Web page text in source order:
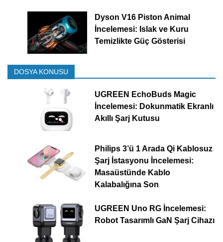
Dyson V16 Piston Animal
İncelemesi: Islak ve Kuru
Temizlikte Güç Gösterisi
DOSYA KONUSU
UGREEN EchoBuds Magic
İncelemesi: Dokunmatik Ekranlı
Akıllı Şarj Kutusu
Philips 3’ü 1 Arada Qi Kablosuz
Şarj İstasyonu İncelemesi:
Masaüstünde Kablo
Kalabalığına Son
UGREEN Uno RG İncelemesi:
Robot Tasarımlı GaN Şarj Cihazı